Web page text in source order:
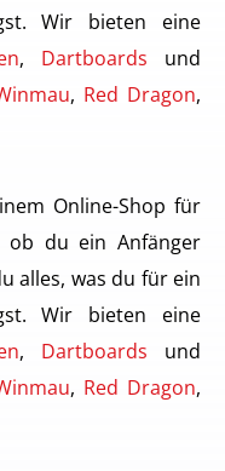
Wir bieten eine
, Dartboards und
, Red Dragon,
Online-Shop für
ob du ein Anfänger
alles, was du für ein
Wir bieten eine
, Dartboards und
, Red Dragon,